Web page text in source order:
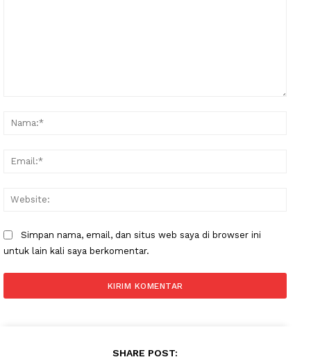
Simpan nama, email, dan situs web saya di browser ini
untuk lain kali saya berkomentar.
SHARE POST: